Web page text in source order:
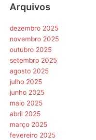
Arquivos
dezembro 2025
novembro 2025
outubro 2025
setembro 2025
agosto 2025
julho 2025
junho 2025
maio 2025
abril 2025
março 2025
fevereiro 2025